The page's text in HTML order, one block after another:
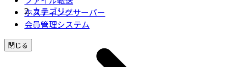
ホスティングサーバー
会員管理システム
閉じる
カテゴリー